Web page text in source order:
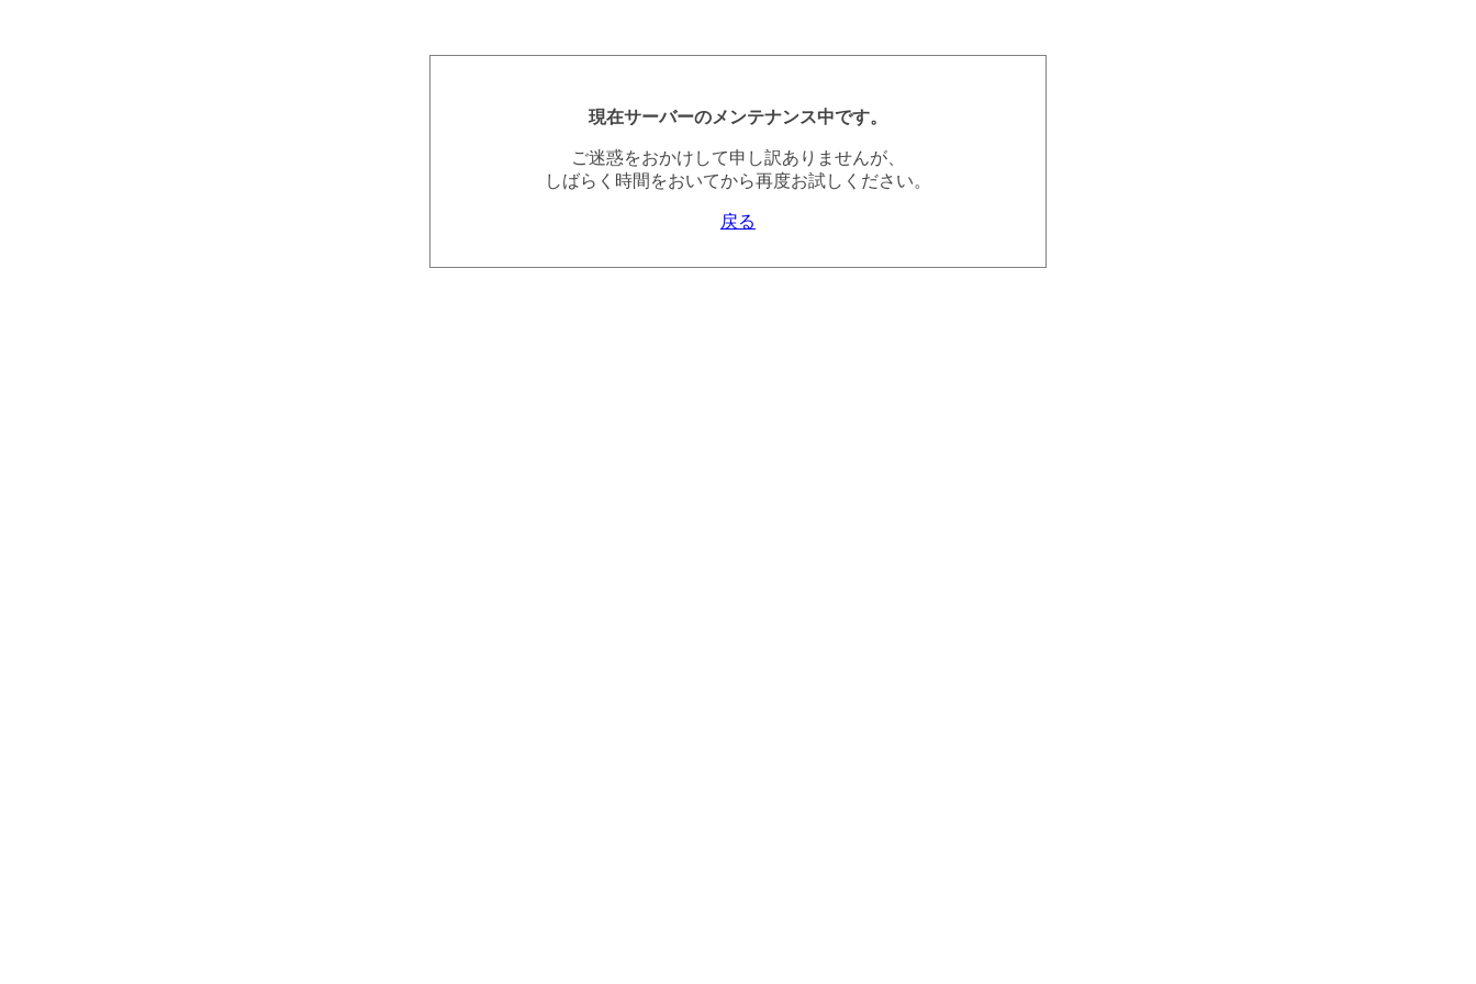
現在サーバーのメンテナンス中です。
ご迷惑をおかけして申し訳ありませんが、
しばらく時間をおいてから再度お試しください。
戻る